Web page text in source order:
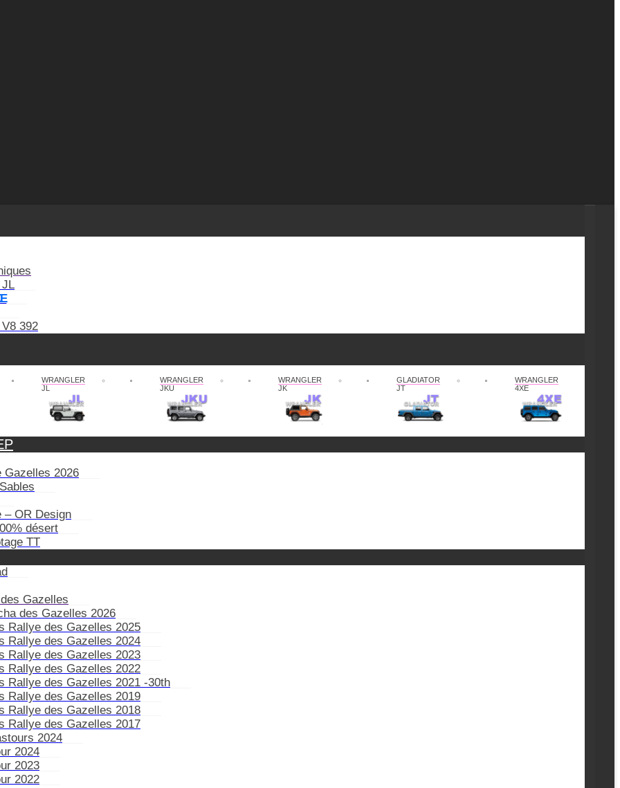
392
WRANGLER
JL
WRANGLER
JKU
WRANGLER
JK
GLADIATOR
JT
WRANGLER
4XE
Gazelles 2026
– OR Design
désert
TT
Gazelles
des Gazelles 2026
Rallye des Gazelles 2025
Rallye des Gazelles 2024
Rallye des Gazelles 2023
Rallye des Gazelles 2022
Rallye des Gazelles 2021 -30th
Rallye des Gazelles 2019
Rallye des Gazelles 2018
Rallye des Gazelles 2017
2024
2024
2023
2022